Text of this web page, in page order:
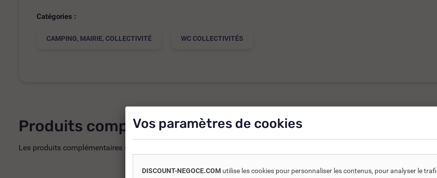
Catégories :
CAMPING, MAIRIE, COLLECTIVITÉ WC COLLECTIVITÉS
Produits complémentaires
Les produits complémentaires sont généralement des produits connexes ou associés. Ils vous permettent soit
Vos paramètres de cookies
DISCOUNT-NEGOCE.COM utilise les cookies pour personnaliser les contenus, pour analyser le